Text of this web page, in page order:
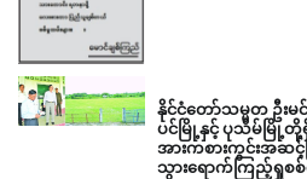
နိုင်ငံတော်သမ္မတ ဦး
ပင်မြို့နှင့် ပုသိမ်မြို့တို့
အားကစားကွင်းအဆင့်
သွားရောက်ကြည့်ရှုစ